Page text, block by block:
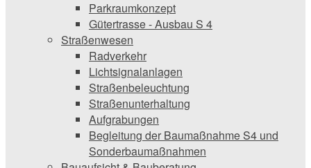
Parkraumkonzept
Gütertrasse - Ausbau S 4
Straßenwesen
Radverkehr
Lichtsignalanlagen
Straßenbeleuchtung
Straßenunterhaltung
Aufgrabungen
Begleitung der Baumaßnahme S4 und
Sonderbaumaßnahmen